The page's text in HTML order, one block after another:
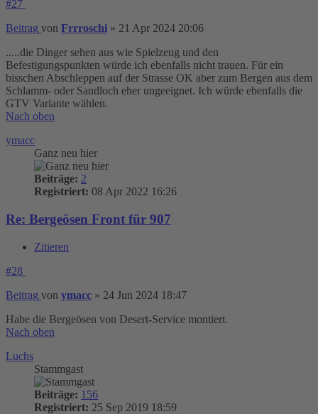
#27
Beitrag von Frrroschi » 21 Apr 2024 20:06
.....die Dinger sehen aus wie Spielzeug und den
Befestigungspunkten würde ich ebenfalls nicht trauen. Für ein
bisschen Abschleppen auf der Strasse OK aber zum Bergen aus dem
Schlamm- oder Sandloch eher ungeeignet. Ich würde ebenfalls die
GTV Variante wählen.
Nach oben
ymacc
Ganz neu hier
Beiträge: 2
Registriert: 08 Apr 2022 16:26
Re: Bergeösen Front für 907
Zitieren
#28
Beitrag von ymacc » 24 Jun 2024 18:47
Habe die Bergeösen von Desert-Service montiert.
Nach oben
Luchs
Stammgast
Beiträge: 156
Registriert: 25 Sep 2019 18:59